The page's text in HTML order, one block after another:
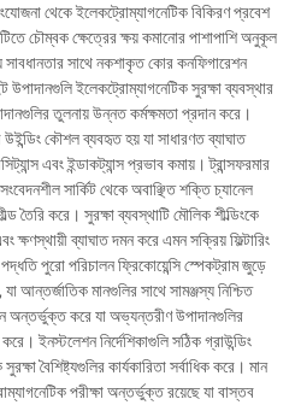
থেকে ইলেকট্রোম্যাগনেটিক বিকিরণ প্রবেশ
চৌম্বক ক্ষেত্রের ক্ষয় কমানোর পাশাপাশি অনুকূল
সাবধানতার সাথে নকশাকৃত কোর কনফিগারেশন
উপাদানগুলি ইলেকট্রোম্যাগনেটিক সুরক্ষা ব্যবস্থার
তুলনায় উন্নত কর্মক্ষমতা প্রদান করে।
উইন্ডিং কৌশল ব্যবহৃত হয় যা সাধারণত ব্যাঘাত
এবং ইন্ডাকট্যান্স প্রভাব কমায়। ট্রান্সফরমার
সার্কিট থেকে অবাঞ্ছিত শক্তি চ্যানেল
তৈরি করে। সুরক্ষা ব্যবস্থাটি মৌলিক শীল্ডিংকে
ক্ষণস্থায়ী ব্যাঘাত দমন করে এমন সক্রিয় ফিল্টারিং
পুরো পরিচালন ফ্রিকোয়েন্সি স্পেকট্রাম জুড়ে
আন্তর্জাতিক মানগুলির সাথে সামঞ্জস্য নিশ্চিত
অন্তর্ভুক্ত করে যা অভ্যন্তরীণ উপাদানগুলির
ইনস্টলেশন নির্দেশিকাগুলি সঠিক গ্রাউন্ডিং
বৈশিষ্ট্যগুলির কার্যকারিতা সর্বাধিক করে। মান
পরীক্ষা অন্তর্ভুক্ত রয়েছে যা বাস্তব